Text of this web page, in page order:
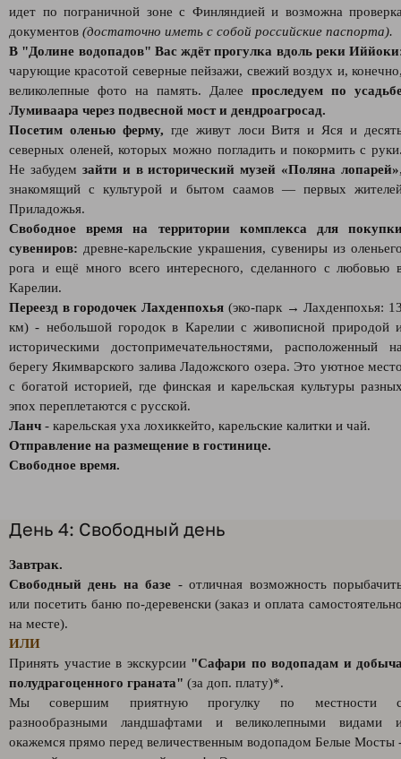
идет по пограничной зоне с Финляндией и возможна
документов (достаточно иметь с собой российские паспорта).
В "Долине водопадов" Вас ждёт прогулка вдоль реки Иййоки
чарующие красотой северные пейзажи, свежий воздух и,
великолепные фото на память. Далее проследуем по
Лумиваара через подвесной мост и дендроагросад.
Посетим оленью ферму, где живут лоси Витя и Яся и
северных оленей, которых можно погладить и покормить с
Не забудем зайти и в исторический музей «Поляна лопарей»
знакомящий с культурой и бытом саамов — первых
Приладожья.
Свободное время на территории комплекса для
сувениров: древне-карельские украшения, сувениры из
рога и ещё много всего интересного, сделанного с любовью
Карелии.
Переезд в городочек Лахденпохья (эко-парк → Лахденпохья:
км) - небольшой городок в Карелии с живописной природой
историческими достопримечательностями, расположенный
берегу Якимварского залива Ладожского озера. Это уютное
с богатой историей, где финская и карельская культуры
эпох переплетаются с русской.
Ланч - карельская уха лохиккейто, карельские калитки и чай.
Отправление на размещение в гостинице.
Свободное время.
День 4: Свободный день
Завтрак.
Свободный день на базе - отличная возможность
или посетить баню по-деревенски (заказ и оплата
на месте).
ИЛИ
Принять участие в экскурсии "Сафари по водопадам и
полудрагоценного граната" (за доп. плату)*.
Мы совершим приятную прогулку по местности
разнообразными ландшафтами и великолепными видами
окажемся прямо перед величественным водопадом Белые Мосты